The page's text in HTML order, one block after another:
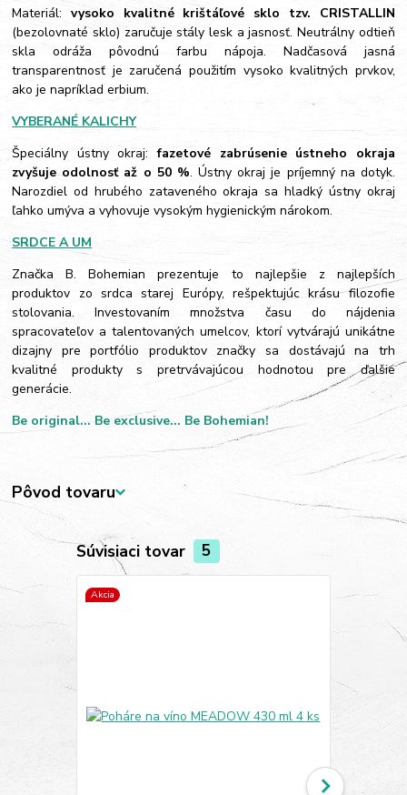
Materiál: vysoko kvalitné krištáľové sklo tzv. CRISTALLIN
(bezolovnaté sklo) zaručuje stály lesk a jasnosť. Neutrálny odtieň
skla odráža pôvodnú farbu nápoja. Nadčasová jasná
transparentnosť je zaručená použitím vysoko kvalitných prvkov,
ako je napríklad erbium.
VYBERANÉ KALICHY
Špeciálny ústny okraj:fazetové zabrúsenie ústneho okraja
zvyšuje odolnosť až o 50 %. Ústny okraj je príjemný na dotyk.
Narozdiel od hrubého zataveného okraja sa hladký ústny okraj
ľahko umýva a vyhovuje vysokým hygienickým nárokom.
SRDCE A UM
Značka B. Bohemian prezentuje to najlepšie z najlepších
produktov zo srdca starej Európy, rešpektujúc krásu filozofie
stolovania. Investovaním množstva času do nájdenia
spracovateľov a talentovaných umelcov, ktorí vytvárajú unikátne
dizajny pre portfólio produktov značky sa dostávajú na trh
kvalitné produkty s pretrvávajúcou hodnotou pre ďalšie
generácie.
Be original... Be exclusive... Be Bohemian!
Pôvod tovaru
Súvisiaci tovar 5
Akcia